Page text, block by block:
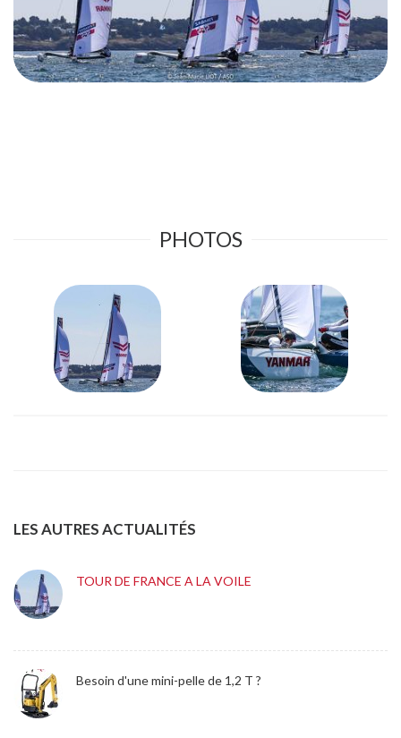
PHOTOS
LES AUTRES ACTUALITÉS
TOUR DE FRANCE A LA VOILE
Besoin d'une mini-pelle de 1,2 T ?